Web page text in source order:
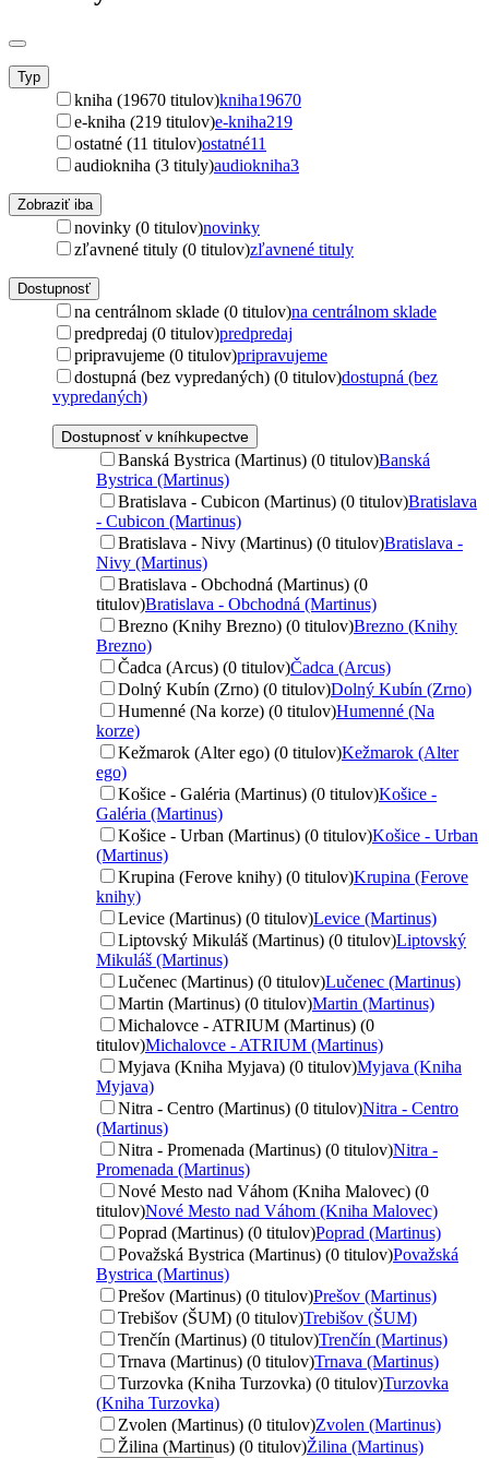
Typ
kniha (19670 titulov)kniha19670
e-kniha (219 titulov)e-kniha219
ostatné (11 titulov)ostatné11
audiokniha (3 tituly)audiokniha3
Zobraziť iba
novinky (0 titulov)novinky
zľavnené tituly (0 titulov)zľavnené tituly
Dostupnosť
na centrálnom sklade (0 titulov)na centrálnom sklade
predpredaj (0 titulov)predpredaj
pripravujeme (0 titulov)pripravujeme
dostupná (bez vypredaných) (0 titulov)dostupná (bez
vypredaných)
Dostupnosť v kníhkupectve
Banská Bystrica (Martinus) (0 titulov)Banská
Bystrica (Martinus)
Bratislava - Cubicon (Martinus) (0 titulov)Bratislava
- Cubicon (Martinus)
Bratislava - Nivy (Martinus) (0 titulov)Bratislava -
Nivy (Martinus)
Bratislava - Obchodná (Martinus) (0
titulov)Bratislava - Obchodná (Martinus)
Brezno (Knihy Brezno) (0 titulov)Brezno (Knihy
Brezno)
Čadca (Arcus) (0 titulov)Čadca (Arcus)
Dolný Kubín (Zrno) (0 titulov)Dolný Kubín (Zrno)
Humenné (Na korze) (0 titulov)Humenné (Na
korze)
Kežmarok (Alter ego) (0 titulov)Kežmarok (Alter
ego)
Košice - Galéria (Martinus) (0 titulov)Košice -
Galéria (Martinus)
Košice - Urban (Martinus) (0 titulov)Košice - Urban
(Martinus)
Krupina (Ferove knihy) (0 titulov)Krupina (Ferove
knihy)
Levice (Martinus) (0 titulov)Levice (Martinus)
Liptovský Mikuláš (Martinus) (0 titulov)Liptovský
Mikuláš (Martinus)
Lučenec (Martinus) (0 titulov)Lučenec (Martinus)
Martin (Martinus) (0 titulov)Martin (Martinus)
Michalovce - ATRIUM (Martinus) (0
titulov)Michalovce - ATRIUM (Martinus)
Myjava (Kniha Myjava) (0 titulov)Myjava (Kniha
Myjava)
Nitra - Centro (Martinus) (0 titulov)Nitra - Centro
(Martinus)
Nitra - Promenada (Martinus) (0 titulov)Nitra -
Promenada (Martinus)
Nové Mesto nad Váhom (Kniha Malovec) (0
titulov)Nové Mesto nad Váhom (Kniha Malovec)
Poprad (Martinus) (0 titulov)Poprad (Martinus)
Považská Bystrica (Martinus) (0 titulov)Považská
Bystrica (Martinus)
Prešov (Martinus) (0 titulov)Prešov (Martinus)
Trebišov (ŠUM) (0 titulov)Trebišov (ŠUM)
Trenčín (Martinus) (0 titulov)Trenčín (Martinus)
Trnava (Martinus) (0 titulov)Trnava (Martinus)
Turzovka (Kniha Turzovka) (0 titulov)Turzovka
(Kniha Turzovka)
Zvolen (Martinus) (0 titulov)Zvolen (Martinus)
Žilina (Martinus) (0 titulov)Žilina (Martinus)